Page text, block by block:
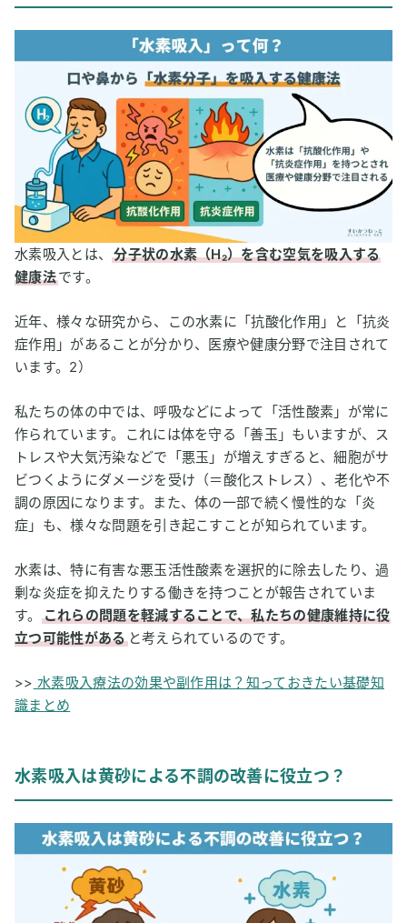
水素吸入とは、分子状の水素（H₂）を含む空気を吸入する
健康法です。
近年、様々な研究から、この水素に「抗酸化作用」と「抗炎
症作用」があることが分かり、医療や健康分野で注目されて
います。2）
私たちの体の中では、呼吸などによって「活性酸素」が常に
作られています。これには体を守る「善玉」もいますが、ス
トレスや大気汚染などで「悪玉」が増えすぎると、細胞がサ
ビつくようにダメージを受け（＝酸化ストレス）、老化や不
調の原因になります。また、体の一部で続く慢性的な「炎
症」も、様々な問題を引き起こすことが知られています。
水素は、特に有害な悪玉活性酸素を選択的に除去したり、過
剰な炎症を抑えたりする働きを持つことが報告されていま
す。
これらの問題を軽減することで、私たちの健康維持に役
立つ可能性があると考えられているのです。
>> 水素吸入療法の効果や副作用は？知っておきたい基礎知
識まとめ
水素吸入は黄砂による不調の改善に役立つ？